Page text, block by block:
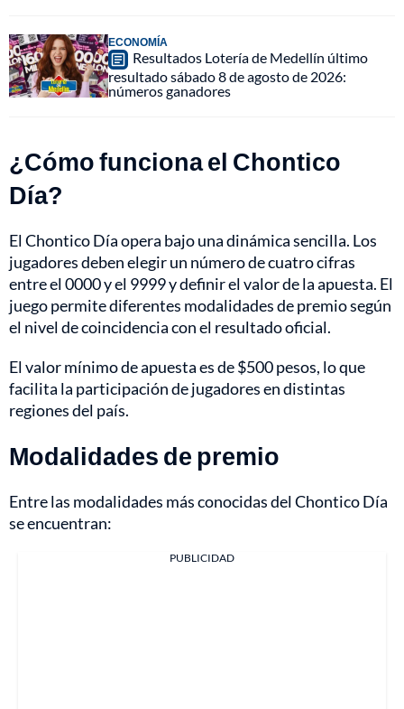
ECONOMÍA
Resultados Lotería de Medellín último
resultado sábado 8 de agosto de 2026:
números ganadores
¿Cómo funciona el Chontico
Día?
El Chontico Día opera bajo una dinámica sencilla. Los
jugadores deben elegir un número de cuatro cifras
entre el 0000 y el 9999 y definir el valor de la apuesta. El
juego permite diferentes modalidades de premio según
el nivel de coincidencia con el resultado oficial.
El valor mínimo de apuesta es de $500 pesos, lo que
facilita la participación de jugadores en distintas
regiones del país.
Modalidades de premio
Entre las modalidades más conocidas del Chontico Día
se encuentran:
PUBLICIDAD